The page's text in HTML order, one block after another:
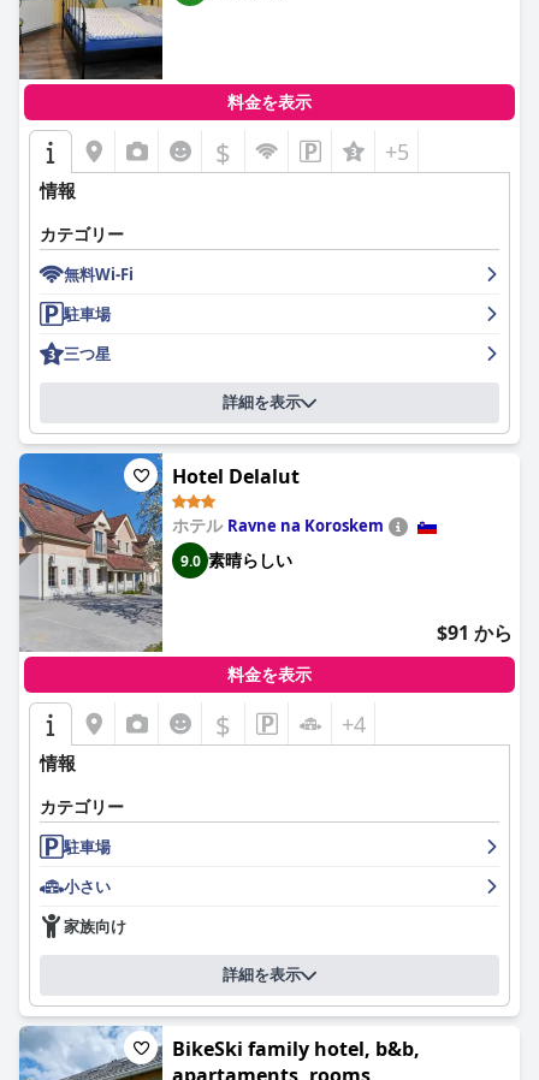
料金を表示
$ +5
情報
カテゴリー
無料Wi-Fi
駐車場
三つ星
詳細を表示
Hotel Delalut
ホテル Ravne na Koroskem
9.0 素晴らしい
$91 から
料金を表示
$ +4
情報
カテゴリー
駐車場
小さい
家族向け
詳細を表示
BikeSki family hotel, b&b,